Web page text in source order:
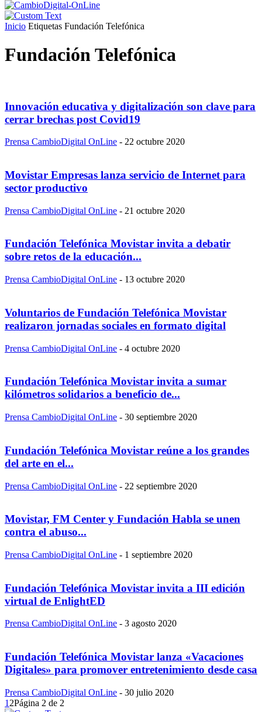
Inicio Etiquetas Fundación Telefónica
Fundación Telefónica
Innovación educativa y digitalización son clave para
cerrar brechas post Covid19
Prensa CambioDigital OnLine - 22 octubre 2020
Movistar Empresas lanza servicio de Internet para
sector productivo
Prensa CambioDigital OnLine - 21 octubre 2020
Fundación Telefónica Movistar invita a debatir
sobre retos de la educación...
Prensa CambioDigital OnLine - 13 octubre 2020
Voluntarios de Fundación Telefónica Movistar
realizaron jornadas sociales en formato digital
Prensa CambioDigital OnLine - 4 octubre 2020
Fundación Telefónica Movistar invita a sumar
kilómetros solidarios a beneficio de...
Prensa CambioDigital OnLine - 30 septiembre 2020
Fundación Telefónica Movistar reúne a los grandes
del arte en el...
Prensa CambioDigital OnLine - 22 septiembre 2020
Movistar, FM Center y Fundación Habla se unen
contra el abuso...
Prensa CambioDigital OnLine - 1 septiembre 2020
Fundación Telefónica Movistar invita a III edición
virtual de EnlightED
Prensa CambioDigital OnLine - 3 agosto 2020
Fundación Telefónica Movistar lanza «Vacaciones
Digitales» para promover entretenimiento desde casa
Prensa CambioDigital OnLine - 30 julio 2020
1 2Página 2 de 2